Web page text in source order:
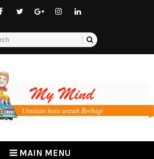
MAIN MENU